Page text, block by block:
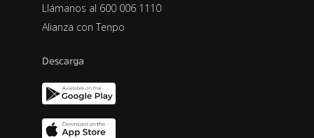
Llámanos al 600 006 1110
Alianza con Tenpo
Descarga